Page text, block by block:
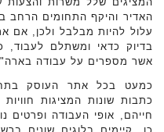
האדיר והיקף התחומים הרחב
עלול להיות מבלבל ולכן, אם
בדיוק כדאי ומשתלם לעבוד,
אשר מספרים על עבודה
כמעט בכל אתר העוסק
כתבות שונות המציגות
חייהם, אופי העבודה ופרטים